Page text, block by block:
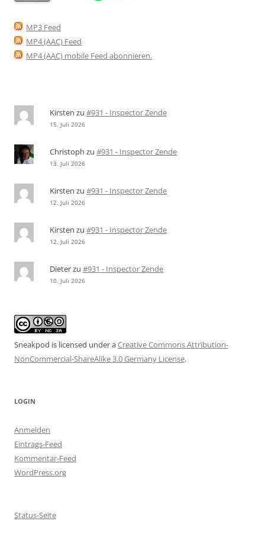
MP3 Feed
MP4 (AAC) Feed
MP4 (AAC) mobile Feed abonnieren.
Kirsten zu #931 - Inspector Zende
15. Juli 2026
Christoph zu #931 - Inspector Zende
13. Juli 2026
Kirsten zu #931 - Inspector Zende
12. Juli 2026
Kirsten zu #931 - Inspector Zende
12. Juli 2026
Dieterzu #931 - Inspector Zende
10. Juli 2026
Sneakpod is licensed under aCreative Commons Attribution-
NonCommercial-ShareAlike 3.0 Germany License.
LOGIN
Anmelden
Eintrags-Feed
Kommentar-Feed
WordPress.org
Status-Seite